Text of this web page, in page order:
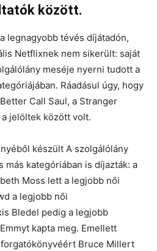
között.
legnagyobb tévés díjátadón,
Netflixnek nem sikerült: saját
meséje nyerni tudott a
Ráadásul úgy, hogy
Call Saul, a Stranger
jelöltek között volt.
készült A szolgálólány
más kategóriában is díjazták: a
Moss lett a legjobb női
a legjobb női
Bledel pedig a legjobb
kapta meg. Emellett
Bruce Millert